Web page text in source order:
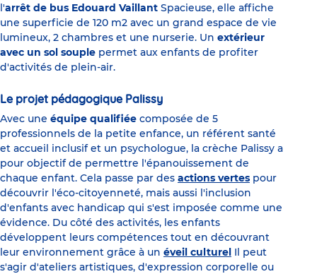
l'arrêt de bus Edouard Vaillant Spacieuse, elle affiche
une superficie de 120 m2 avec un grand espace de vie
lumineux, 2 chambres et une nurserie. Un extérieur
avec un sol souple permet aux enfants de profiter
d'activités de plein-air.
Le projet pédagogique Palissy
Avec une équipe qualifiée composée de 5
professionnels de la petite enfance, un référent santé
et accueil inclusif et un psychologue, la crèche Palissy a
pour objectif de permettre l'épanouissement de
chaque enfant. Cela passe par des actions vertes pour
découvrir l'éco-citoyenneté, mais aussi l'inclusion
d'enfants avec handicap qui s'est imposée comme une
évidence. Du côté des activités, les enfants
développent leurs compétences tout en découvrant
leur environnement grâce à un éveil culturel Il peut
s'agir d'ateliers artistiques, d'expression corporelle ou